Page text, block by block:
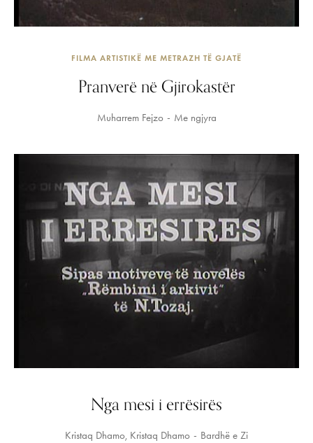
FILMA ARTISTIKË ME METRAZH TË GJATË
Pranverë në Gjirokastër
Muharrem Fejzo Me ngjyra
Nga mesi i errësirës
Kristaq Dhamo Kristaq Dhamo Bardhë e Zi